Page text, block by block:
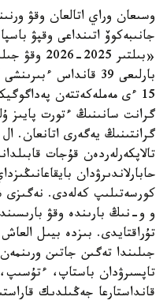
وسىعان وراي اتالعان وقۋ
جانىبەكوۆ اتىنداعى وقپۋ
«بىلتىر
بارلىعى 39 قانداس
15 ءى مەملەكەتتەن
گرانتىنىڭ يەگەرى اتانعان.
تالاپكەرلەردەن قۇجات
حابارلاندىرۋدان
كورسەتىلىپ كەلەدى. نەگىزى
و و-نىڭ بارىندە وقۋ
تۇراقتايدى. بىزدە بيىل
جىلىندا تەگىن جاتىن
تاپسىرۋدان باستاپ،
قانداستارعا جەڭىلدىك